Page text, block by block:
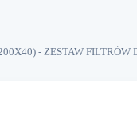
- ZESTAW FILTRÓW